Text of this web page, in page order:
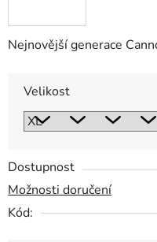
Nejnovější generace
Velikost
Dostupnost
Možnosti doručení
Kód: